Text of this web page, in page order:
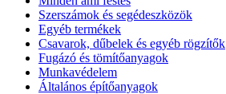
Szerszámok és segédeszközök
Egyéb termékek
Csavarok, dűbelek és egyéb rögzítők
Fugázó és tömítőanyagok
Munkavédelem
Általános építőanyagok